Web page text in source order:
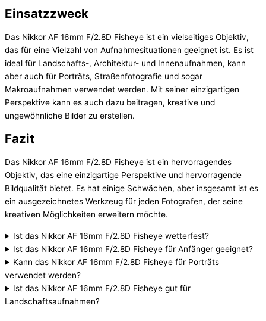
Einsatzzweck
Das Nikkor AF 16mm F/2.8D Fisheye ist ein vielseitiges Objektiv,
das für eine Vielzahl von Aufnahmesituationen geeignet ist. Es ist
ideal für Landschafts-, Architektur- und Innenaufnahmen, kann
aber auch für Porträts, Straßenfotografie und sogar
Makroaufnahmen verwendet werden. Mit seiner einzigartigen
Perspektive kann es auch dazu beitragen, kreative und
ungewöhnliche Bilder zu erstellen.
Fazit
Das Nikkor AF 16mm F/2.8D Fisheye ist ein hervorragendes
Objektiv, das eine einzigartige Perspektive und hervorragende
Bildqualität bietet. Es hat einige Schwächen, aber insgesamt ist es
ein ausgezeichnetes Werkzeug für jeden Fotografen, der seine
kreativen Möglichkeiten erweitern möchte.
Ist das Nikkor AF 16mm F/2.8D Fisheye wetterfest?
Ist das Nikkor AF 16mm F/2.8D Fisheye für Anfänger geeignet?
Kann das Nikkor AF 16mm F/2.8D Fisheye für Porträts
verwendet werden?
Ist das Nikkor AF 16mm F/2.8D Fisheye gut für
Landschaftsaufnahmen?